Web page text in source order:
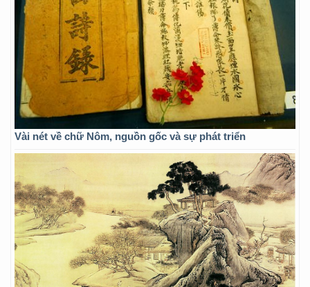
Vài nét về chữ Nôm, nguồn gốc và sự phát triển